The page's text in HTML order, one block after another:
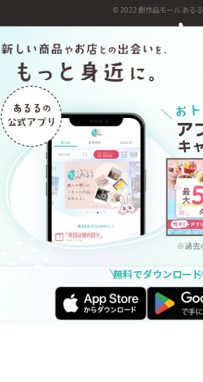
© 2022 創作品モール あるる
無料でダウンロード